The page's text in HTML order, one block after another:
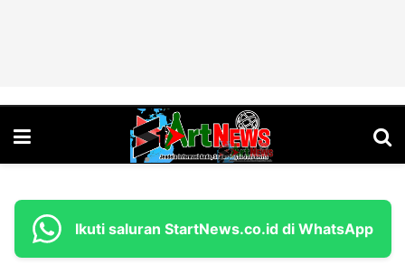
Ikuti saluran StartNews.co.id di WhatsApp